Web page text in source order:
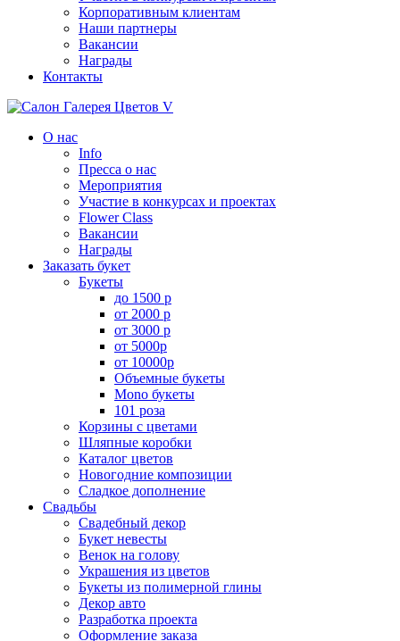
Корпоративным клиентам
Наши партнеры
Вакансии
Награды
Контакты
О нас
Info
Пресса о нас
Мероприятия
Участие в конкурсах и проектах
Flower Class
Вакансии
Награды
Заказать букет
Букеты
до 1500 р
от 2000 р
от 3000 р
от 5000р
от 10000р
Объемные букеты
Mono букеты
101 роза
Корзины с цветами
Шляпные коробки
Каталог цветов
Новогодние композиции
Сладкое дополнение
Свадьбы
Свадебный декор
Букет невесты
Венок на голову
Украшения из цветов
Букеты из полимерной глины
Декор авто
Разработка проекта
Оформление заказа